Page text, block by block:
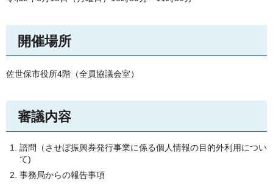
開催場所
佐世保市役所4階（全員協議会室）
審議内容
諮問（させぼ振興券発行事業に係る個人情報の目的外利用につい
て)
事務局からの報告事項